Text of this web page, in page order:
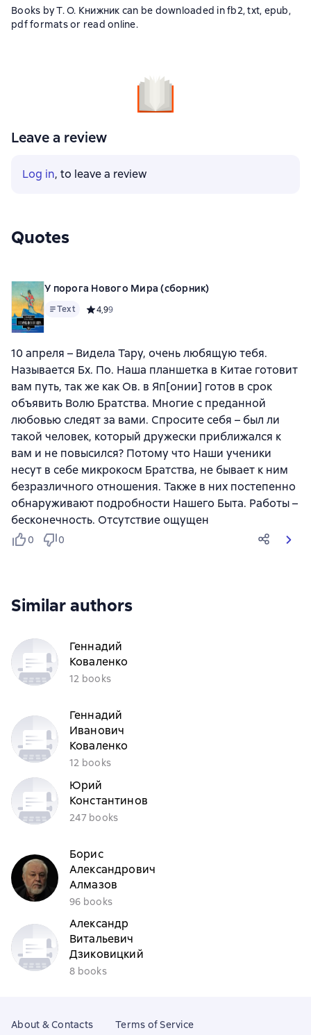
Books by Т. О. Книжник can be downloaded in fb2, txt, epub,
pdf formats or read online.
Leave a review
Log in, to leave a review
Quotes
У порога Нового Мира (сборник)
Text Средний рейтинг 4,9 на основе 9 оценок
4,99
10 апреля – Видела Тару, очень любящую тебя.
Называется Бх. По. Наша планшетка в Китае готовит
вам путь, так же как Ов. в Яп[онии] готов в срок
объявить Волю Братства. Многие с преданной
любовью следят за вами. Спросите себя – был ли
такой человек, который дружески приближался к
вам и не повысился? Потому что Наши ученики
несут в себе микрокосм Братства, не бывает к ним
безразличного отношения. Также в них постепенно
обнаруживают подробности Нашего Быта. Работы –
бесконечность. Отсутствие ощущен
0 0
Similar authors
Геннадий
Коваленко
12 books
Геннадий
Иванович
Коваленко
12 books
Юрий
Константинов
247 books
Борис
Александрович
Алмазов
96 books
Александр
Витальевич
Дзиковицкий
8 books
About & Contacts Terms of Service